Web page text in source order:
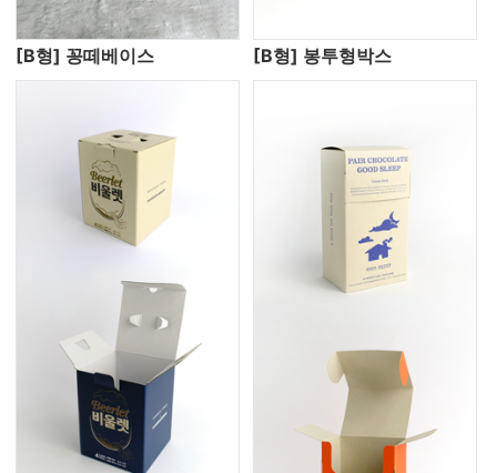
[B형] 꽁떼베이스 [B형] 봉투형박스